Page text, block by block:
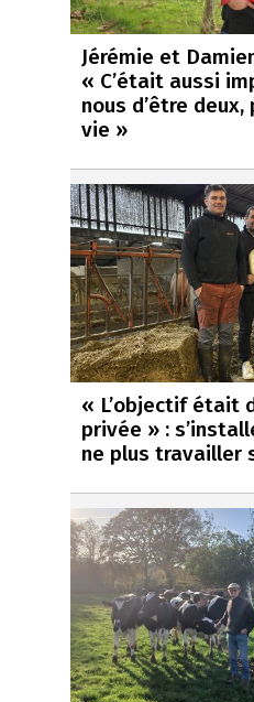
Jérémie et
« C’était aussi
nous d’être
vie »
« L’objectif était
privée » :
ne plus travailler